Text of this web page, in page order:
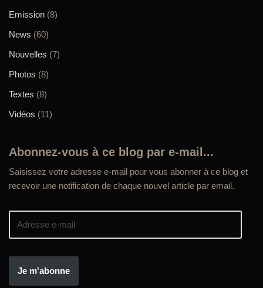
Emission (8)
News (60)
Nouvelles (7)
Photos (8)
Textes (8)
Vidéos (11)
Abonnez-vous à ce blog par e-mail...
Saisissez votre adresse e-mail pour vous abonner à ce blog et
recevoir une notification de chaque nouvel article par email.
Je m'abonne